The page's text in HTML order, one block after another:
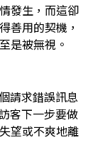
發生，而這卻
善用的契機，
是被無視 。
請求錯誤訊息
客下一步要做
望或不爽地離